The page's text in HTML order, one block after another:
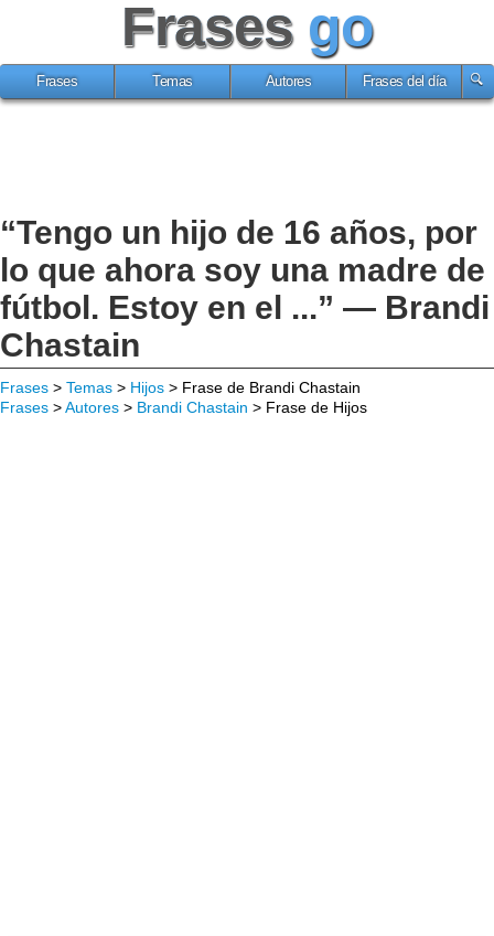
Frases go
Frases Temas Autores Frases del día
“Tengo un hijo de 16 años, por
lo que ahora soy una madre de
fútbol. Estoy en el ...” — Brandi
Chastain
Frases > Temas > Hijos > Frase de Brandi Chastain
Frases >Autores > Brandi Chastain > Frase de Hijos